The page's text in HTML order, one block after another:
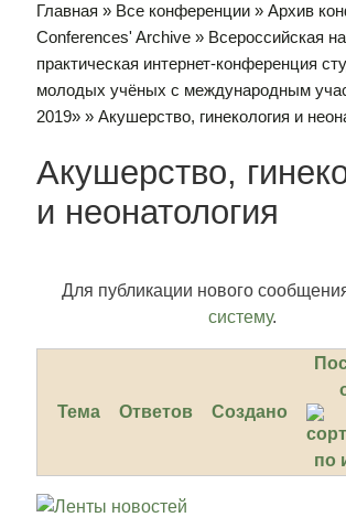
Главная » Все конференции »Архив
Conferences' Archive » Всероссийская
практическая интернет-конференция
молодых учёных с международным
2019» » Акушерство, гинекология и
Акушерство,
и неонатология
Для публикации нового
систему.
Тема Ответов Создано